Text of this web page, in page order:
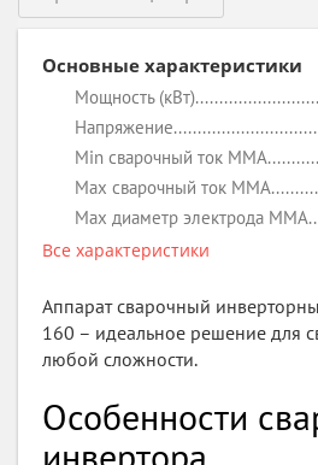
Основные характеристики
Мощность (кВт)
Напряжение
Min сварочный ток MMA
Max сварочный ток MMA
Max диаметр электрода MMA
Все характеристики
Аппарат сварочный
160 – идеальное решение для
любой сложности.
Особенности